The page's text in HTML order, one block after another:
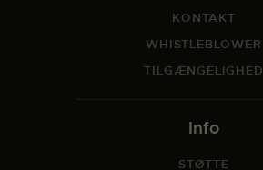
KONTAKT
WHISTLEBLOWER
TILGÆNGELIGHED
Info
STØTTE